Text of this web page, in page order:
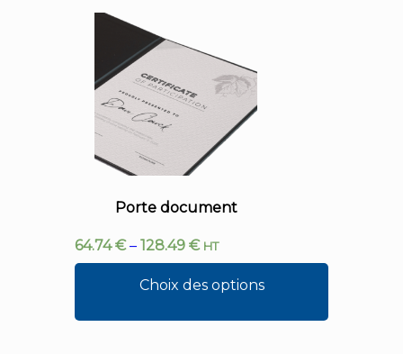
Porte document
64.74€– 128.49 € HT
Choix des options